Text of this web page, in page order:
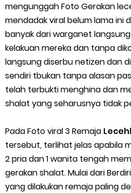
Cara Menghitung Penghasilan
Cara Menggunakan Paket
5 Cara Top Up InDriver
5 Biaya Potongan Shopee Food
10 Cara Jitu Autobid Untuk Lala
Batas Saldo Untuk Akun
Cara Mudah Melihat QR dan
Enroute Drop: Arti dan
mengunggah Foto Gerakan
mendadak viral belum lama ini
banyak dari warganet
kelakuan mereka dan tanpa
langsung diserbu netizen dan
sendiri tbukan tanpa alasan
telah terbukti menghina dan
shalat yang seharusnya tidak
Pada Foto viral 3 Remaja
tersebut, terlihat jelas apabila
2 pria dan 1 wanita tengah
gerakan shalat. Mulai dari
yang dilakukan remaja paling